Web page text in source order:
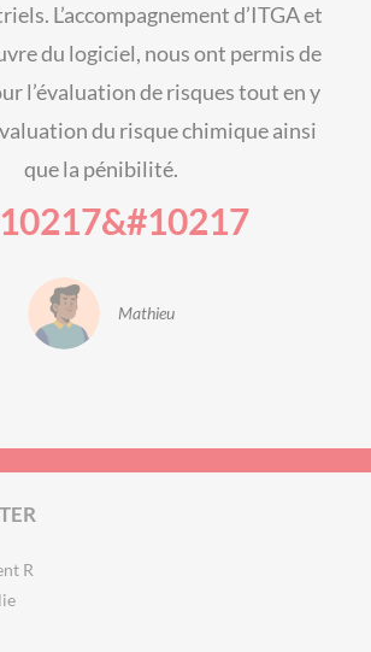
L’accompagnement d’ITGA et
du logiciel, nous ont permis de
l’évaluation de risques tout en y
du risque chimique ainsi
que la pénibilité.
Mathieu
R